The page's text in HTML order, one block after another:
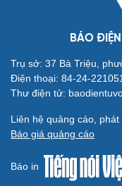
BÁO
Trụ sở: 37 Bà Triệu,
Điện thoại: 84-24-
Thư điện tử:
Liên hệ quảng cáo,
Báo giá quảng cáo
Báo in